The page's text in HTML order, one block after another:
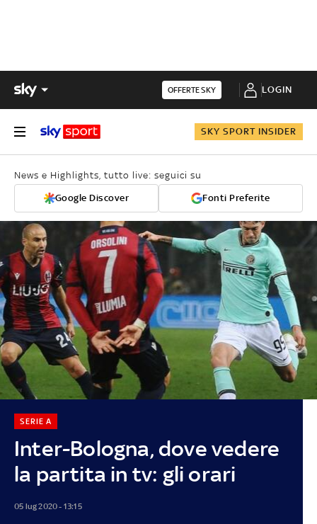
OFFERTE SKY LOGIN
SKY SPORT INSIDER
News e Highlights, tutto live: seguici su
Google Discover Fonti Preferite
Inter-Bologna, dove vedere
la partita in tv: gli orari
SERIE A
05 lug 2020 - 13:15